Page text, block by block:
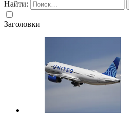
Найти:
Заголовки